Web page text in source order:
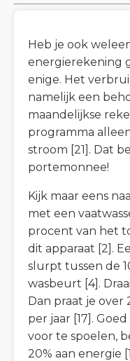
Heb je ook
energierekening
enige. Het
namelijk een
maandelijkse
programma
stroom [21]. Dat
portemonnee!
Kijk maar eens
met een
procent van het
dit apparaat [2].
slurpt tussen de
wasbeurt [4].
Dan praat je over
per jaar [17].
voor te spoelen,
20% aan energie